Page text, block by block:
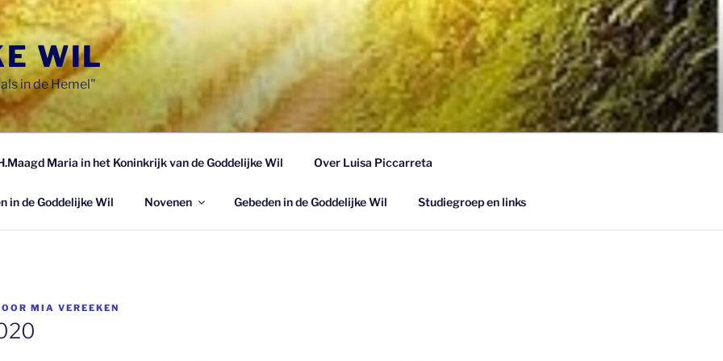
WIL
in de Hemel"
Maria in het Koninkrijk van de Goddelijke Wil Over Luisa Piccarreta
in de Goddelijke Wil Novenen Gebeden in de Goddelijke Wil Studiegroep en links
MIA VEREEKEN